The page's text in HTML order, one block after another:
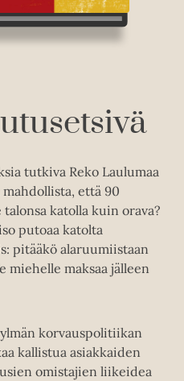
tutkiva Reko Laulumaa
että 90
katolla kuin orava?
putoaa katolta
pitääkö alaruumiistaan
miehelle maksaa jälleen
korvauspolitiikan
kallistua asiakkaiden
omistajien liikeidea